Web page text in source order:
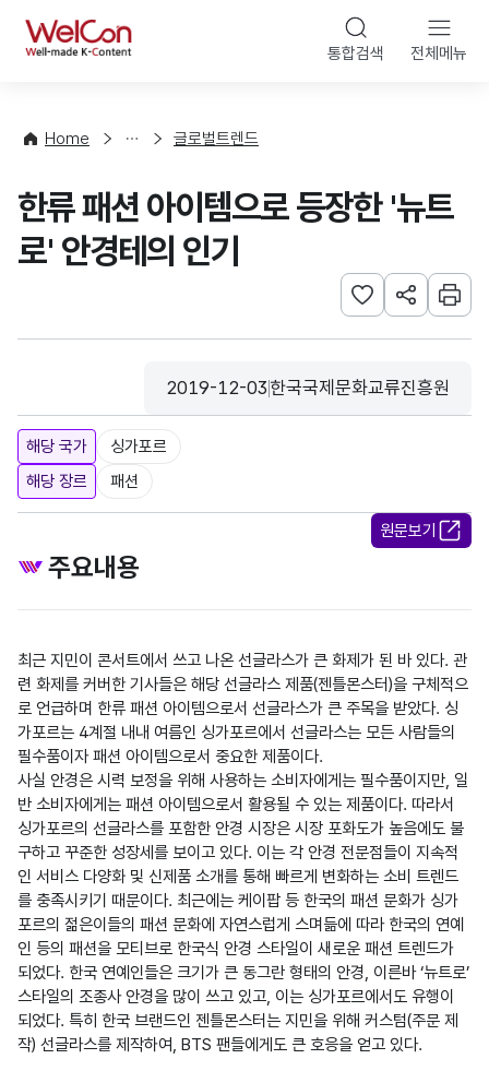
WelCon 통합검색 전체메뉴
Home
향
계
글로벌트렌드
한류 패션 아이템으로 등장한 '뉴트
로' 안경테의 인기
관심사 등록하기
URL 공유하
인쇄
등록일
2019-12-03
수집기관
한국국제문화교류진흥원
해당 국가
싱가포르
해당 장르
패션
원문보기
주요내용
최근 지민이 콘서트에서 쓰고 나온 선글라스가 큰 화제가 된 바 있다. 관
련 화제를 커버한 기사들은 해당 선글라스 제품(젠틀몬스터)을 구체적으
로 언급하며 한류 패션 아이템으로서 선글라스가 큰 주목을 받았다. 싱
가포르는 4계절 내내 여름인 싱가포르에서 선글라스는 모든 사람들의
필수품이자 패션 아이템으로서 중요한 제품이다.
사실 안경은 시력 보정을 위해 사용하는 소비자에게는 필수품이지만, 일
반 소비자에게는 패션 아이템으로서 활용될 수 있는 제품이다. 따라서
싱가포르의 선글라스를 포함한 안경 시장은 시장 포화도가 높음에도 불
구하고 꾸준한 성장세를 보이고 있다. 이는 각 안경 전문점들이 지속적
인 서비스 다양화 및 신제품 소개를 통해 빠르게 변화하는 소비 트렌드
를 충족시키기 때문이다. 최근에는 케이팝 등 한국의 패션 문화가 싱가
포르의 젊은이들의 패션 문화에 자연스럽게 스며듦에 따라 한국의 연예
인 등의 패션을 모티브로 한국식 안경 스타일이 새로운 패션 트렌드가
되었다. 한국 연예인들은 크기가 큰 동그란 형태의 안경, 이른바 ‘뉴트로’
스타일의 조종사 안경을 많이 쓰고 있고, 이는 싱가포르에서도 유행이
되었다. 특히 한국 브랜드인 젠틀몬스터는 지민을 위해 커스텀(주문 제
작) 선글라스를 제작하여, BTS 팬들에게도 큰 호응을 얻고 있다.